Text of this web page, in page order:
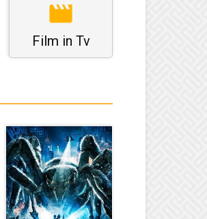
Film in Tv